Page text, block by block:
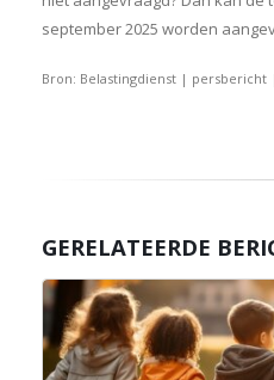
september 2025 worden
Bron: Belastingdienst | persbericht |
GERELATEERDE